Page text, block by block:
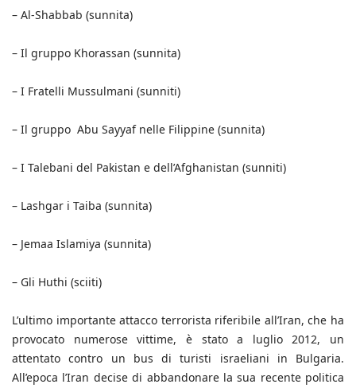
– Al-Shabbab (sunnita)
– Il gruppo Khorassan (sunnita)
– I Fratelli Mussulmani (sunniti)
– Il gruppo Abu Sayyaf nelle Filippine (sunnita)
– I Talebani del Pakistan e dell’Afghanistan (sunniti)
– Lashgar i Taiba (sunnita)
– Jemaa Islamiya (sunnita)
– Gli Huthi (sciiti)
L’ultimo importante attacco terrorista riferibile all’Iran, che ha
provocato numerose vittime, è stato a luglio 2012, un
attentato contro un bus di turisti israeliani in Bulgaria.
All’epoca l’Iran decise di abbandonare la sua recente politica